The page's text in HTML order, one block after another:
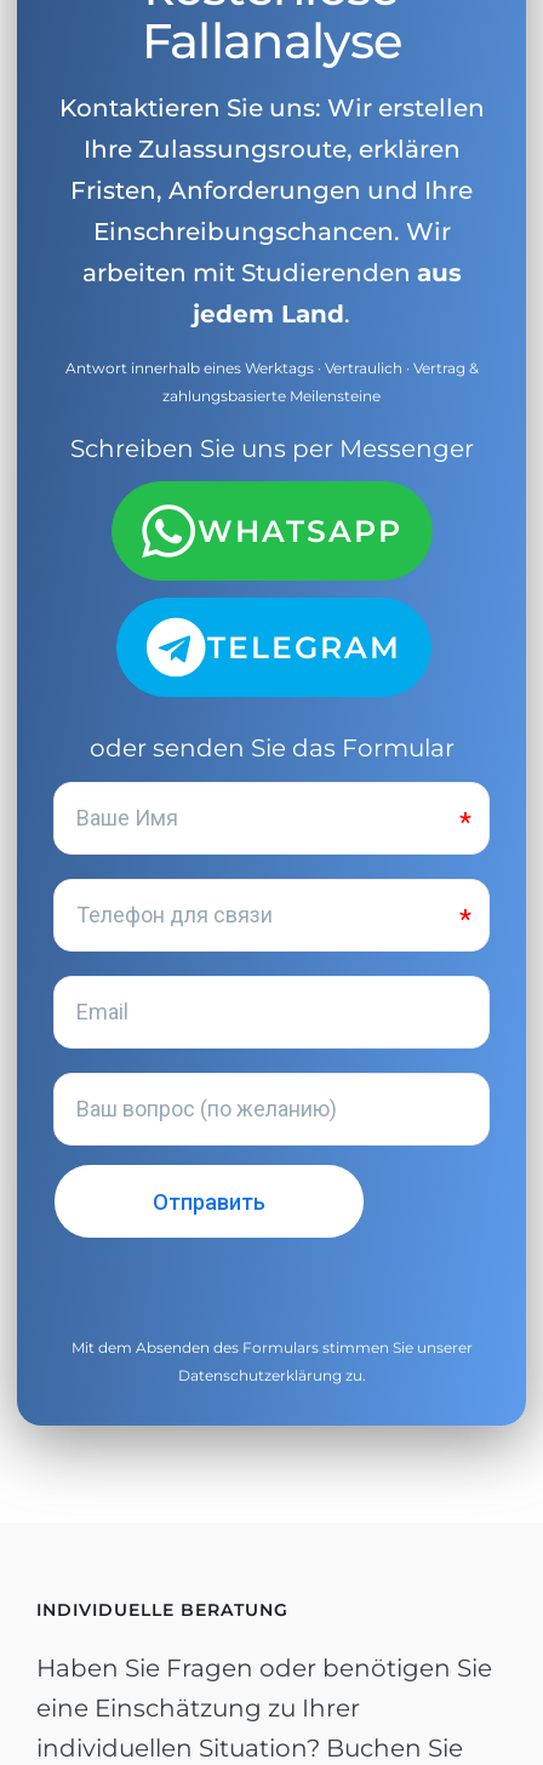
Fallanalyse
Kontaktieren Sie uns: Wir erstellen
Ihre Zulassungsroute, erklären
Fristen, Anforderungen und Ihre
Einschreibungschancen. Wir
arbeiten mit Studierenden aus
jedem Land.
Antwort innerhalb eines Werktags · Vertraulich · Vertrag &
zahlungsbasierte Meilensteine
Schreiben Sie uns per Messenger
WHATSAPP
TELEGRAM
oder senden Sie das Formular
Mit dem Absenden des Formulars stimmen Sie unserer
Datenschutzerklärung zu.
INDIVIDUELLE BERATUNG
Haben Sie Fragen oder benötigen Sie
eine Einschätzung zu Ihrer
individuellen Situation? Buchen Sie